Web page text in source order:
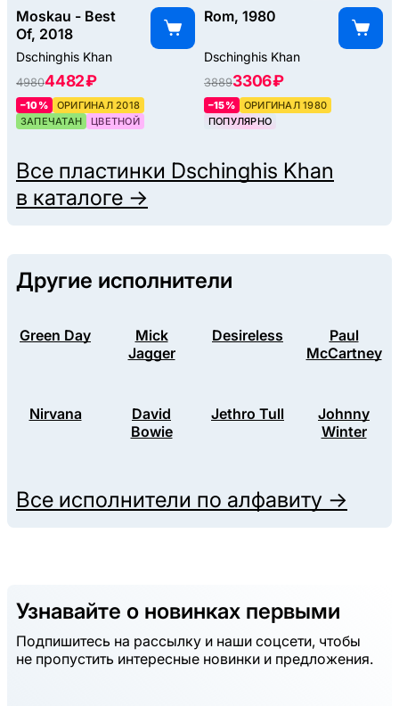
Moskau - Best
Of, 2018
Dschinghis Khan
49804482 ₽
–10%
ОРИГИНАЛ 2018
ЗАПЕЧАТАН
ЦВЕТНОЙ
Rom, 1980
Dschinghis Khan
38893306 ₽
–15%
ОРИГИНАЛ 1980
ПОПУЛЯРНО
Все пластинки Dschinghis Khan
в каталоге →
Другие исполнители
Green Day
Mick
Jagger
Desireless
Paul
McCartney
Nirvana
David
Bowie
Jethro Tull
Johnny
Winter
Все исполнители по алфавиту →
Узнавайте о новинках первыми
Подпишитесь на рассылку и наши соцсети, чтобы
не пропустить интересные новинки и предложения.